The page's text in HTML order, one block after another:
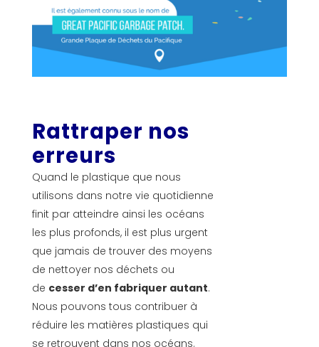
Rattraper nos
erreurs
Quand le plastique que nous
utilisons dans notre vie quotidienne
finit par atteindre ainsi les océans
les plus profonds, il est plus urgent
que jamais de trouver des moyens
de nettoyer nos déchets ou
de cesser d’en fabriquer autant.
Nous pouvons tous contribuer à
réduire les matières plastiques qui
se retrouvent dans nos océans.